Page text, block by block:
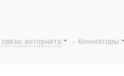
интернета - Коннекторы